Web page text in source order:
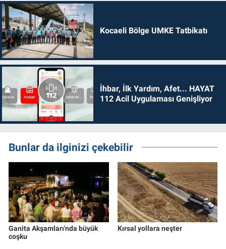
Kocaeli Bölge UMKE Tatbikatı
İhbar, İlk Yardım, Afet... HAYAT
112 Acil Uygulaması Genişliyor
Bunlar da ilginizi çekebilir
Ganita Akşamları'nda büyük
coşku
Kırsal yollara neşter